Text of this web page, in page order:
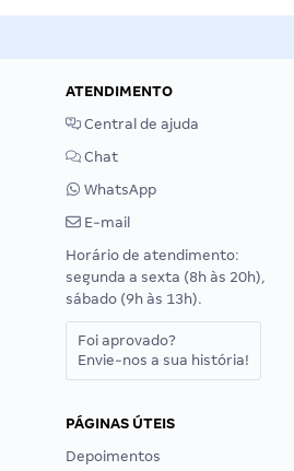
ATENDIMENTO
Central de ajuda
Chat
WhatsApp
E-mail
Horário de atendimento:
segunda a sexta (8h às 20h),
sábado (9h às 13h).
Foi aprovado?
Envie-nos a sua história!
PÁGINAS ÚTEIS
Depoimentos